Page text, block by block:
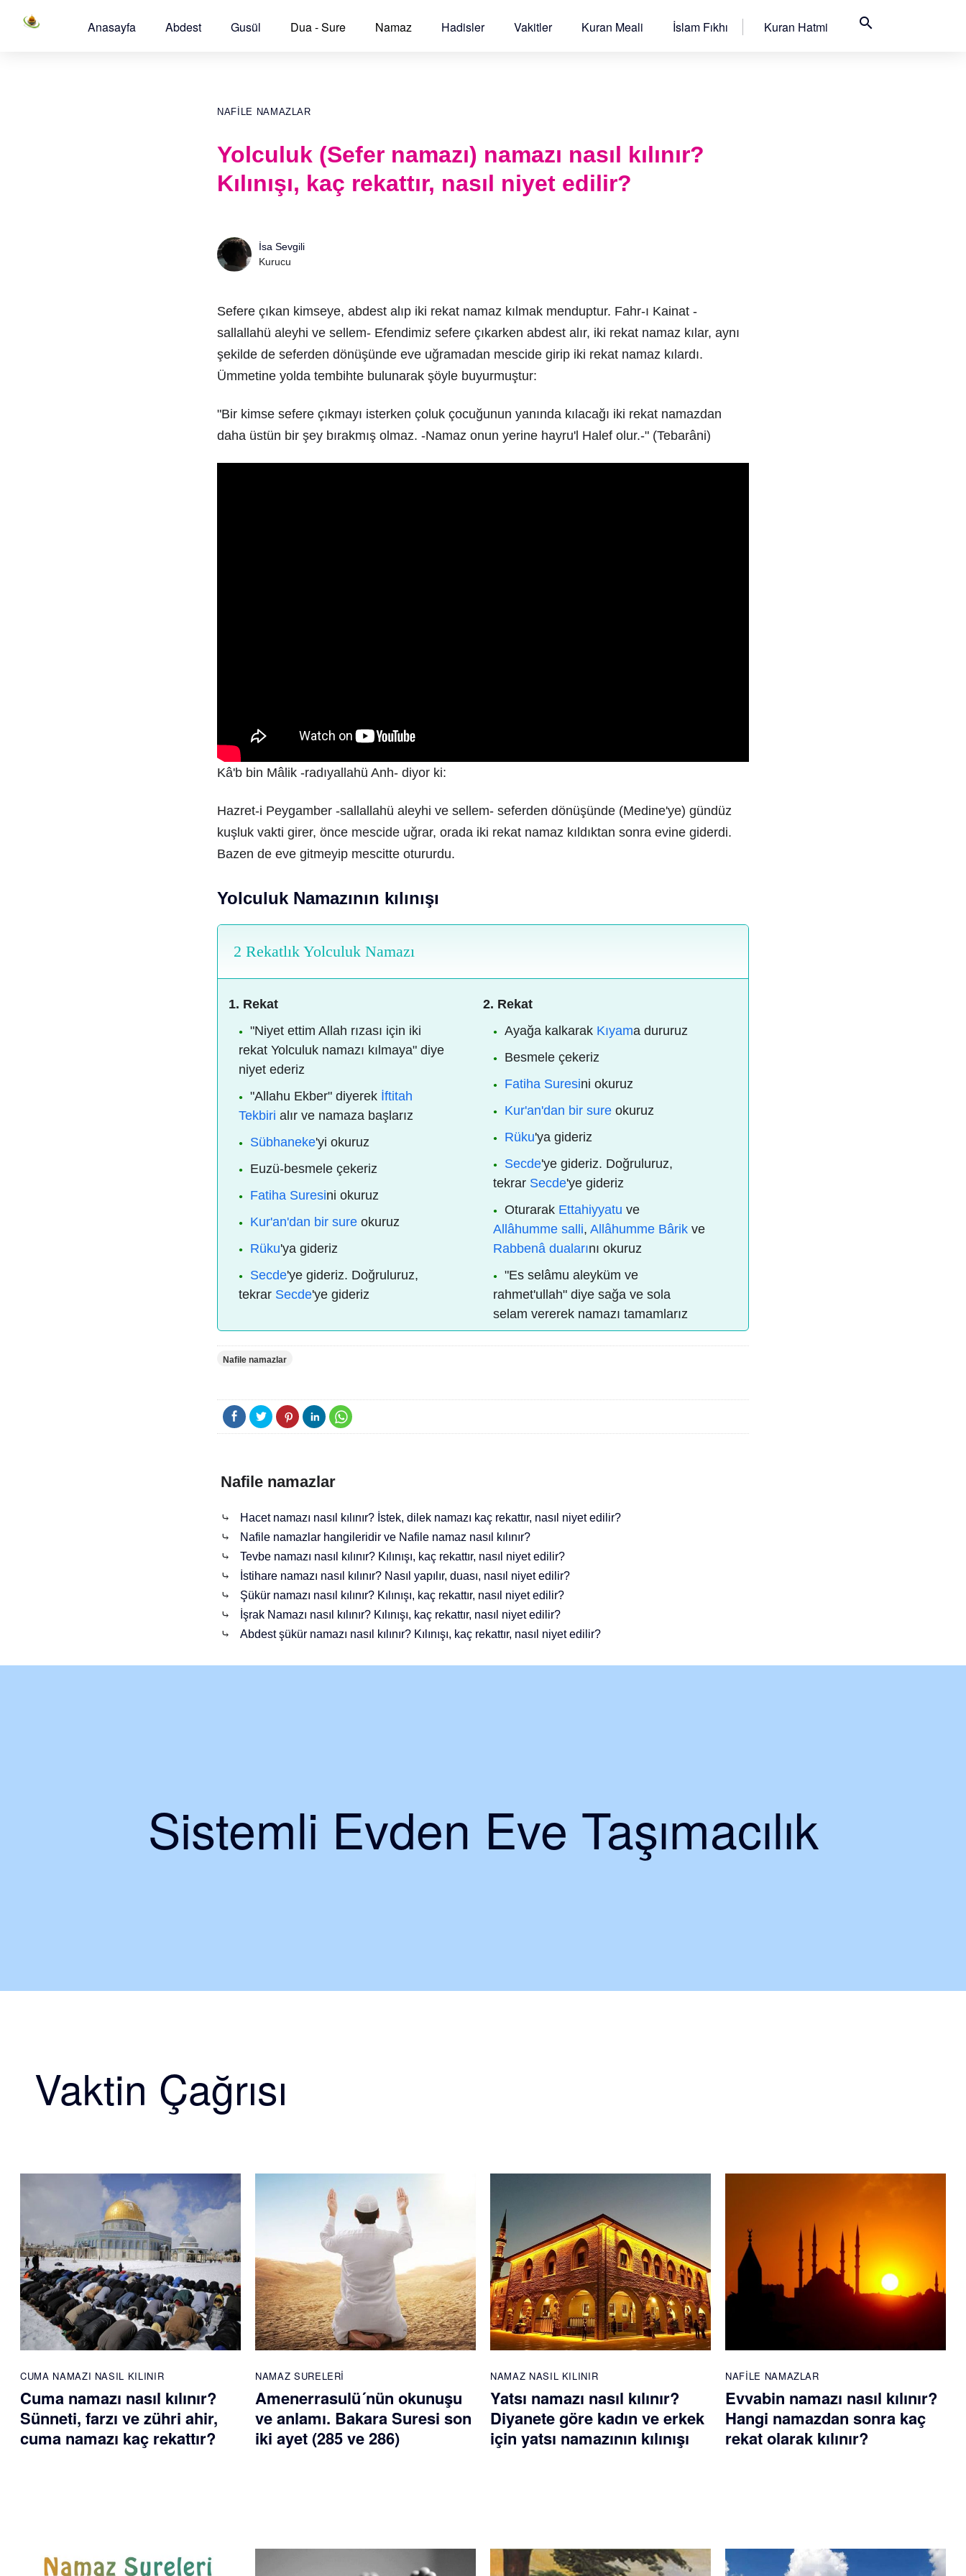
Anasayfa Abdest Gusül Dua - Sure Namaz Hadisler Vakitler Kuran Meali İslam Fıkhı Kuran Hatmi search
NAFILE NAMAZLAR
Yolculuk (Sefer namazı) namazı nasıl kılınır?
Kılınışı, kaç rekattır, nasıl niyet edilir?
İsa Sevgili
Kurucu
Sefere çıkan kimseye, abdest alıp iki rekat namaz kılmak menduptur. Fahr-ı Kainat -
sallallahü aleyhi ve sellem- Efendimiz sefere çıkarken abdest alır, iki rekat namaz kılar, aynı
şekilde de seferden dönüşünde eve uğramadan mescide girip iki rekat namaz kılardı.
Ümmetine yolda tembihte bulunarak şöyle buyurmuştur:
"Bir kimse sefere çıkmayı isterken çoluk çocuğunun yanında kılacağı iki rekat namazdan
daha üstün bir şey bırakmış olmaz. -Namaz onun yerine hayru'l Halef olur.-" (Tebarâni)
Kâ'b bin Mâlik -radıyallahü Anh- diyor ki:
Hazret-i Peygamber -sallallahü aleyhi ve sellem- seferden dönüşünde (Medine'ye) gündüz
kuşluk vakti girer, önce mescide uğrar, orada iki rekat namaz kıldıktan sonra evine giderdi.
Bazen de eve gitmeyip mescitte otururdu.
Yolculuk Namazının kılınışı
2 Rekatlık Yolculuk Namazı
1. Rekat
"Niyet ettim Allah rızası için iki
rekat Yolculuk namazı kılmaya" diye
niyet ederiz
"Allahu Ekber" diyerek İftitah
Tekbiri alır ve namaza başlarız
Sübhaneke'yi okuruz
Euzü-besmele çekeriz
Fatiha Suresini okuruz
Kur'an'dan bir sure okuruz
Rüku'ya gideriz
Secde'ye gideriz. Doğruluruz,
tekrar Secde'ye gideriz
2. Rekat
Ayağa kalkarak Kıyama dururuz
Besmele çekeriz
Fatiha Suresini okuruz
Kur'an'dan bir sure okuruz
Rüku'ya gideriz
Secde'ye gideriz. Doğruluruz,
tekrar Secde'ye gideriz
Oturarak Ettahiyyatu ve
Allâhumme salli,Allâhumme Bârik ve
Rabbenâ dualarını okuruz
"Es selâmu aleyküm ve
rahmet'ullah" diye sağa ve sola
selam vererek namazı tamamlarız
Nafile namazlar
Nafile namazlar
⤷
Hacet namazı nasıl kılınır? İstek, dilek namazı kaç rekattır, nasıl niyet edilir?
⤷
Nafile namazlar hangileridir ve Nafile namaz nasıl kılınır?
⤷
Tevbe namazı nasıl kılınır? Kılınışı, kaç rekattır, nasıl niyet edilir?
⤷
İstihare namazı nasıl kılınır? Nasıl yapılır, duası, nasıl niyet edilir?
⤷
Şükür namazı nasıl kılınır? Kılınışı, kaç rekattır, nasıl niyet edilir?
⤷
İşrak Namazı nasıl kılınır? Kılınışı, kaç rekattır, nasıl niyet edilir?
⤷
Abdest şükür namazı nasıl kılınır? Kılınışı, kaç rekattır, nasıl niyet edilir?
Sistemli Evden Eve Taşımacılık
Vaktin Çağrısı
CUMA NAMAZI NASIL KILINIR
Cuma namazı nasıl kılınır?
Sünneti, farzı ve zühri ahir,
cuma namazı kaç rekattır?
NAMAZ SURELERI
Amenerrasulü´nün okunuşu
ve anlamı. Bakara Suresi son
iki ayet (285 ve 286)
NAMAZ NASIL KILINIR
Yatsı namazı nasıl kılınır?
Diyanete göre kadın ve erkek
için yatsı namazının kılınışı
NAFILE NAMAZLAR
Evvabin namazı nasıl kılınır?
Hangi namazdan sonra kaç
rekat olarak kılınır?